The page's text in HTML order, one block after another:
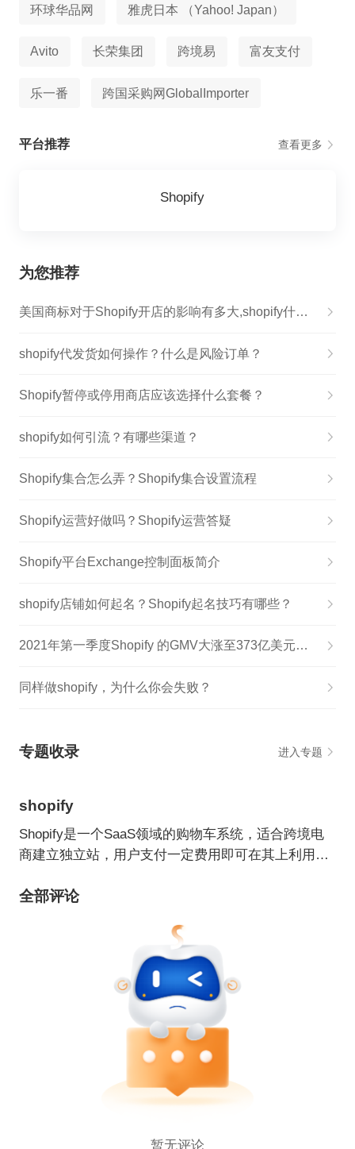
环球华品网 雅虎日本 （Yahoo! Japan）
Avito 长荣集团 跨境易 富友支付
乐一番 跨国采购网GlobalImporter
平台推荐 查看更多
Shopify
为您推荐
美国商标对于Shopify开店的影响有多大,shopify什么产品适合卖高价
shopify代发货如何操作？什么是风险订单？
Shopify暂停或停用商店应该选择什么套餐？
shopify如何引流？有哪些渠道？
Shopify集合怎么弄？Shopify集合设置流程
Shopify运营好做吗？Shopify运营答疑
Shopify平台Exchange控制面板简介
shopify店铺如何起名？Shopify起名技巧有哪些？
2021年第一季度Shopify 的GMV大涨至373亿美元！季收入近10亿美元！
同样做shopify，为什么你会失败？
专题收录 进入专题
shopify
Shopify是一个SaaS领域的购物车系统，适合跨境电
商建立独立站，用户支付一定费用即可在其上利用各
全部评论
暂无评论